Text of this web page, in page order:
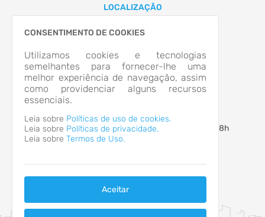
CONSENTIMENTO DE COOKIES
Utilizamos cookies e tecnologias
semelhantes para fornecer-lhe uma
melhor experiência de navegação, assim
como providenciar alguns recursos
essenciais.
Leia sobre Políticas de uso de cookies.
Leia sobre Políticas de privacidade.
Leia sobre Termos de Uso.
Aceitar
LOCALIZAÇÃO
Brusque/SC
Abrir no Mapa
CONTATOS
(47) 3255-0500
(47) 3351-0590
contabilidade@samaebru.com.br
HORÁRIO DE ATENDIMENTO
Segunda-feira a Sexta-feira8h às 12h - 14h às 18h